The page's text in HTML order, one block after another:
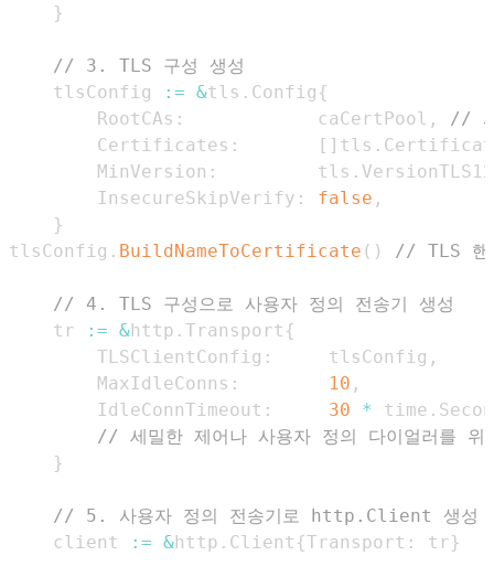
}
// 3. TLS 구성 생성
	tlsConfig
:= &tls . Config {
		RootCAs
:
            caCertPool
,
// 서
		Certificates
: [ ] tls .
		MinVersion
:
         tls
. VersionTLS12
		InsecureSkipVerify
: false ,
}
tlsConfig . BuildNameToCertificate ( ) // TLS 핸
// 4. TLS 구성으로 사용자 정의 전송기 생성
	tr
:= &http . Transport {
		TLSClientConfig
:
     tlsConfig
,
		MaxIdleConns
: 10 ,
		IdleConnTimeout
: 30 * time .
// 세밀한 제어나 사용자 정의 다이얼러를
}
// 5. 사용자 정의 전송기로 http.Client 생성
	client
:= &http . Client {Transport : tr}